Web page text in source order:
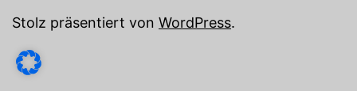
Stolz präsentiert von WordPress.